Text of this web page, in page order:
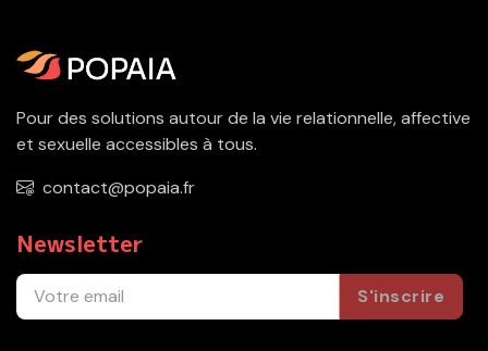
Pour des solutions autour de la vie relationnelle, affective
et sexuelle accessibles à tous.
contact@popaia.fr
Newsletter
S'inscrire